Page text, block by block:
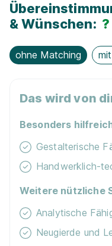
Kostenloses
& Wünschen: ?
ohne Matching
Das wird von
Besonders
Gestalterische
Handwerklich-
Weitere nützliche
Analytische
Neugierde und